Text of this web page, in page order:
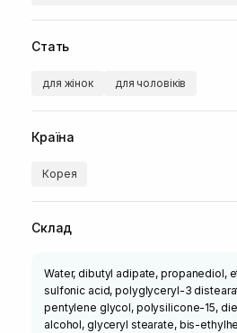
Стать
для жінок для чоловіків
Країна
Корея
Склад
Water, dibutyl adipate, propanediol,
sulfonic acid, polyglyceryl-3
pentylene glycol, polysilicone-15,
alcohol, glyceryl stearate, bis-